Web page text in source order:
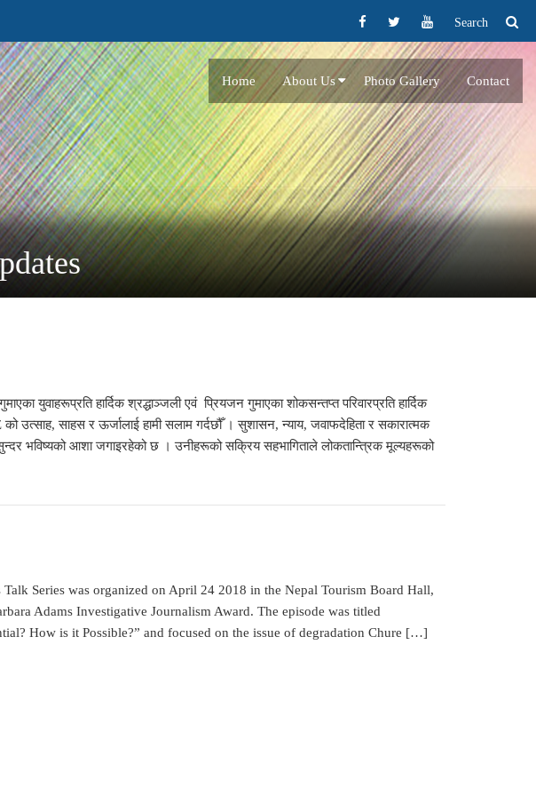
Search
Home About Us Photo Gallery Contact
युवाहरूप्रति हार्दिक श्रद्धाञ्जली एवं प्रियजन गुमाएका शोकसन्तप्त परिवारप्रति हार्दिक
उत्साह, साहस र ऊर्जालाई हामी सलाम गर्दछौँ । सुशासन, न्याय, जवाफदेहिता र सकारात्मक
सुन्दर भविष्यको आशा जगाइरहेको छ । उनीहरूको सक्रिय सहभागिताले लोकतान्त्रिक मूल्यहरूको
Series was organized on April 24 2018 in the Nepal Tourism Board Hall,
Adams Investigative Journalism Award. The episode was titled
How is it Possible?” and focused on the issue of degradation Chure […]